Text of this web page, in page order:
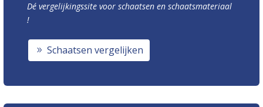
Dé vergelijkingssite voor schaatsen en schaatsmateriaal
!
Schaatsen vergelijken